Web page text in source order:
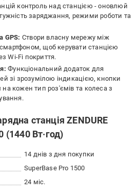
контроль над станцією - оновлюй
заряджання, режими роботи та
GPS: Створи власну мережу між
щоб керувати станцією
Wi-Fi покриття.
Функціональний додаток для
зі зрозумілою індикацією, кнопки
кожен тип роз'ємів та колеса з
станція ZENDURE
(1440 Вт·год)
14 днів з дня покупки
SuperBase Pro 1500
24 міс.